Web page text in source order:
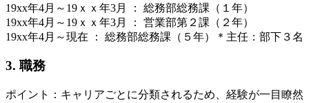
19xx年4月～19ｘｘ年3月 ： 総務部総務課（１年）
19xx年4月～19ｘｘ年3月 ： 営業部第２課（２年）
19xx年4月～現在 ： 総務部総務課（５年）＊主任：部下３名
3. 職務
ポイント：キャリアごとに分類されるため、経験が一目瞭然